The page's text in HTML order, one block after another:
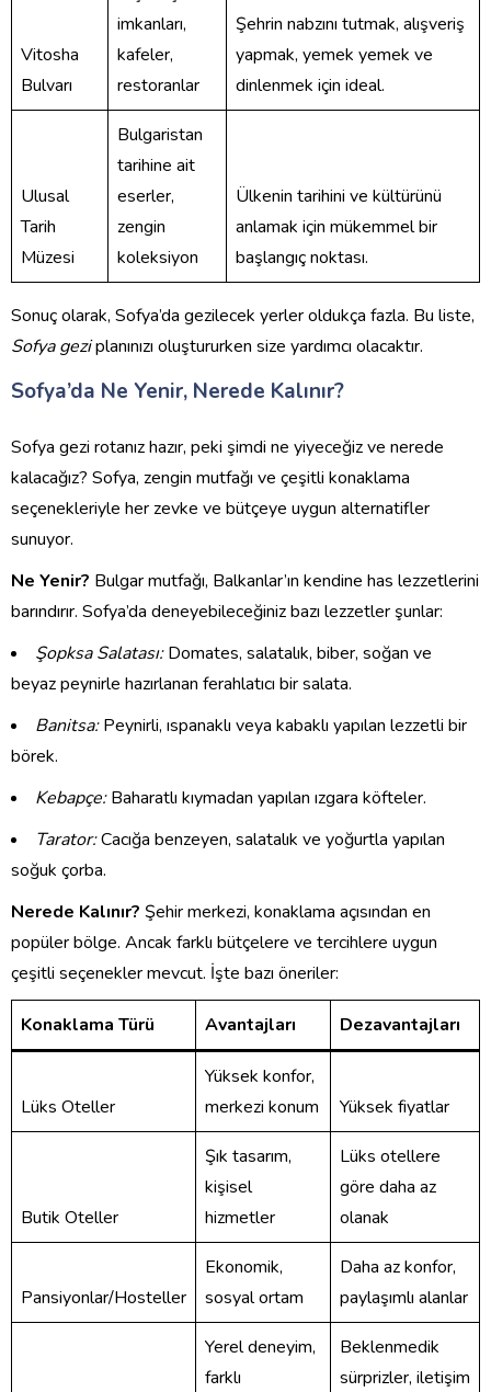
Vitosha
Bulvarı
imkanları,
kafeler,
restoranlar
Şehrin nabzını tutmak, alışveriş
yapmak, yemek yemek ve
dinlenmek için ideal.
Ulusal
Tarih
Müzesi
Bulgaristan
tarihine ait
eserler,
zengin
koleksiyon
Ülkenin tarihini ve kültürünü
anlamak için mükemmel bir
başlangıç noktası.
Sonuç olarak, Sofya’da gezilecek yerler oldukça fazla. Bu liste,
Sofya geziplanınızı oluştururken size yardımcı olacaktır.
Sofya’da Ne Yenir, Nerede Kalınır?
Sofya gezi rotanız hazır, peki şimdi ne yiyeceğiz ve nerede
kalacağız? Sofya, zengin mutfağı ve çeşitli konaklama
seçenekleriyle her zevke ve bütçeye uygun alternatifler
sunuyor.
Ne Yenir? Bulgar mutfağı, Balkanlar’ın kendine has lezzetlerini
barındırır. Sofya’da deneyebileceğiniz bazı lezzetler şunlar:
Şopksa Salatası:Domates, salatalık, biber, soğan ve
beyaz peynirle hazırlanan ferahlatıcı bir salata.
Banitsa:Peynirli, ıspanaklı veya kabaklı yapılan lezzetli bir
börek.
Kebapçe:Baharatlı kıymadan yapılan ızgara köfteler.
Tarator:Cacığa benzeyen, salatalık ve yoğurtla yapılan
soğuk çorba.
Nerede Kalınır? Şehir merkezi, konaklama açısından en
popüler bölge. Ancak farklı bütçelere ve tercihlere uygun
çeşitli seçenekler mevcut. İşte bazı öneriler:
Konaklama Türü Avantajları Dezavantajları
Lüks Oteller
Yüksek konfor,
merkezi konum
Yüksek fiyatlar
Butik Oteller
Şık tasarım,
kişisel
hizmetler
Lüks otellere
göre daha az
olanak
Pansiyonlar/Hosteller
Ekonomik,
sosyal ortam
Daha az konfor,
paylaşımlı alanlar
Yerel deneyim,
farklı
Beklenmedik
sürprizler, iletişim